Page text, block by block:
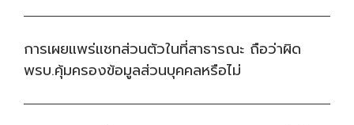
การเผยแพร่แชทส่วนตัวในที่สาธารณะ ถือว่าผิด
พรบ.คุ้มครองข้อมูลส่วนบุคคลหรือไม่